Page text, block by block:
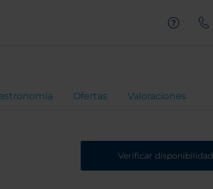
Ofertas Valoraciones
Verificar disponibilidad